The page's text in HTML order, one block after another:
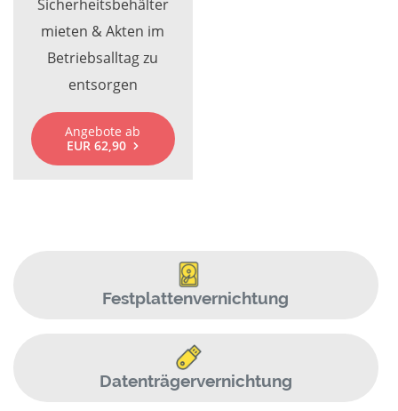
Sicherheitsbehälter
mieten & Akten im
Betriebsalltag zu
entsorgen
Angebote ab
EUR 62,90
Festplattenvernichtung
Datenträgervernichtung